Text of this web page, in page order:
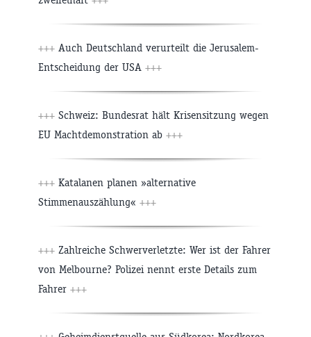
+++ Auch Deutschland verurteilt die Jerusalem-
Entscheidung der USA +++
+++ Schweiz: Bundesrat hält Krisensitzung wegen
EU Machtdemonstration ab +++
+++ Katalanen planen »alternative
Stimmenauszählung« +++
+++ Zahlreiche Schwerverletzte: Wer ist der Fahrer
von Melbourne? Polizei nennt erste Details zum
Fahrer +++